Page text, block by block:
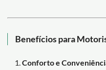
Benefícios para
Conforto e